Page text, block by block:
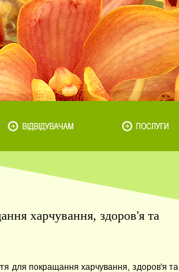
харчування, здоров'я та
для покращання харчування, здоров'я та